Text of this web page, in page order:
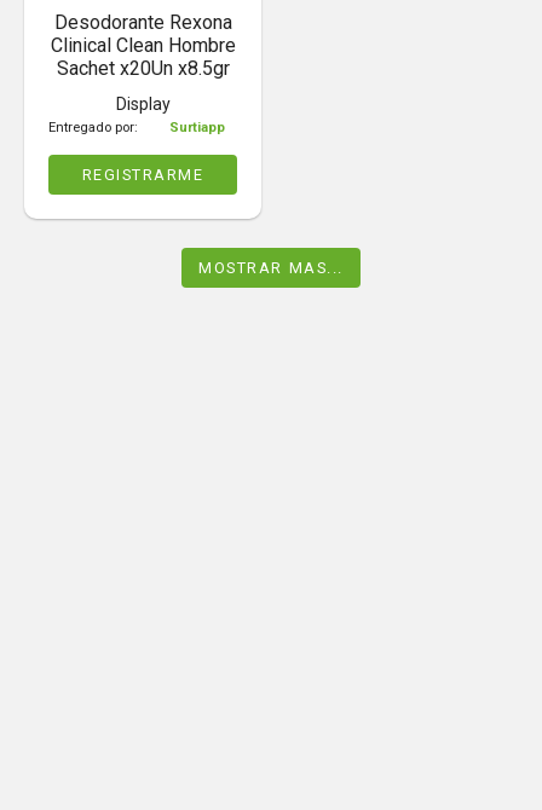
Desodorante Rexona
Clinical Clean Hombre
Sachet x20Un x8.5gr
Display
Entregado por: Surtiapp
REGISTRARME
MOSTRAR MAS...